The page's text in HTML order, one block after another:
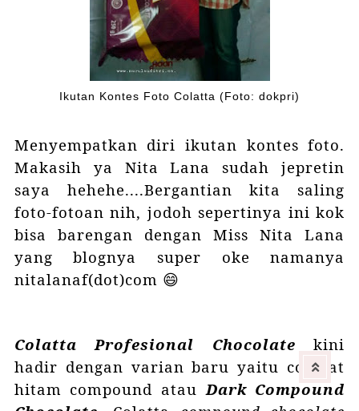
Ikutan Kontes Foto Colatta (Foto: dokpri)
Menyempatkan diri ikutan kontes foto.
Makasih ya Nita Lana sudah jepretin
saya hehehe....Bergantian kita saling
foto-fotoan nih, jodoh sepertinya ini kok
bisa barengan dengan Miss Nita Lana
yang blognya super oke namanya
nitalanaf(dot)com 😄
Colatta Profesional Chocolate kini
hadir dengan varian baru yaitu cokelat
hitam compound atau Dark Compound